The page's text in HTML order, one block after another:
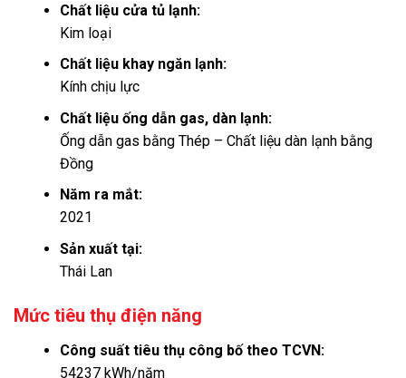
Chất liệu cửa tủ lạnh:
Kim loại
Chất liệu khay ngăn lạnh:
Kính chịu lực
Chất liệu ống dẫn gas, dàn lạnh:
Ống dẫn gas bằng Thép – Chất liệu dàn lạnh bằng
Đồng
Năm ra mắt:
2021
Sản xuất tại:
Thái Lan
Mức tiêu thụ điện năng
Công suất tiêu thụ công bố theo TCVN:
54237 kWh/năm